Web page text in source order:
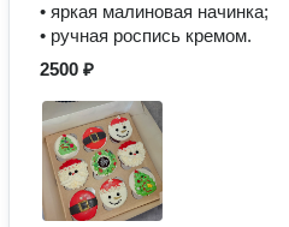
• яркая малиновая начинка;
• ручная роспись кремом.
2500 ₽